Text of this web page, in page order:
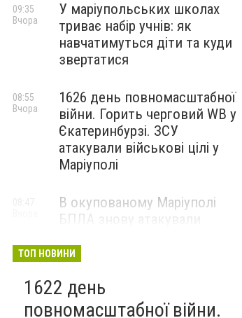
У маріупольських школах
триває набір учнів: як
навчатимуться діти та куди
звертатися
09:35
Вчора
1626 день повномасштабної
війни. Горить черговий WB у
Єкатеринбурзі. ЗСУ
атакували військові цілі у
Маріуполі
08:55
Вчора
В окупованому Маріуполі
БПЛА знову атакували
— ВІДЕО
ТОП НОВИНИ
1622 день
повномасштабної війни.